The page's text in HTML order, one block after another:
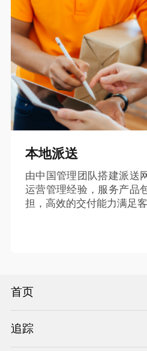
本地派送
由中国管理团队搭建派送
运营管理经验，服务产品
担，高效的交付能力满足客
首页
追踪